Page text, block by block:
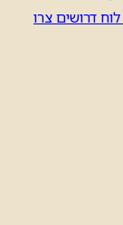
לוח דרושיםצרו